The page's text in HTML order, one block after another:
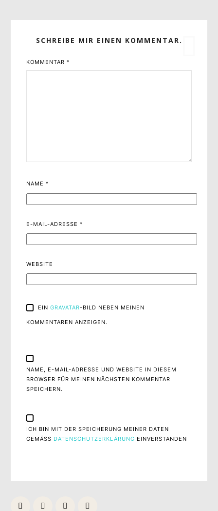
SCHREIBE MIR EINEN KOMMENTAR.
KOMMENTAR*
NAME*
E-MAIL-ADRESSE*
WEBSITE
EIN GRAVATAR-BILD NEBEN MEINEN
KOMMENTAREN ANZEIGEN.
NAME, E-MAIL-ADRESSE UND WEBSITE IN DIESEM
BROWSER FÜR MEINEN NÄCHSTEN KOMMENTAR
SPEICHERN.
ICH BIN MIT DER SPEICHERUNG MEINER DATEN
GEMÄSS DATENSCHUTZERKLÄRUNG EINVERSTANDEN